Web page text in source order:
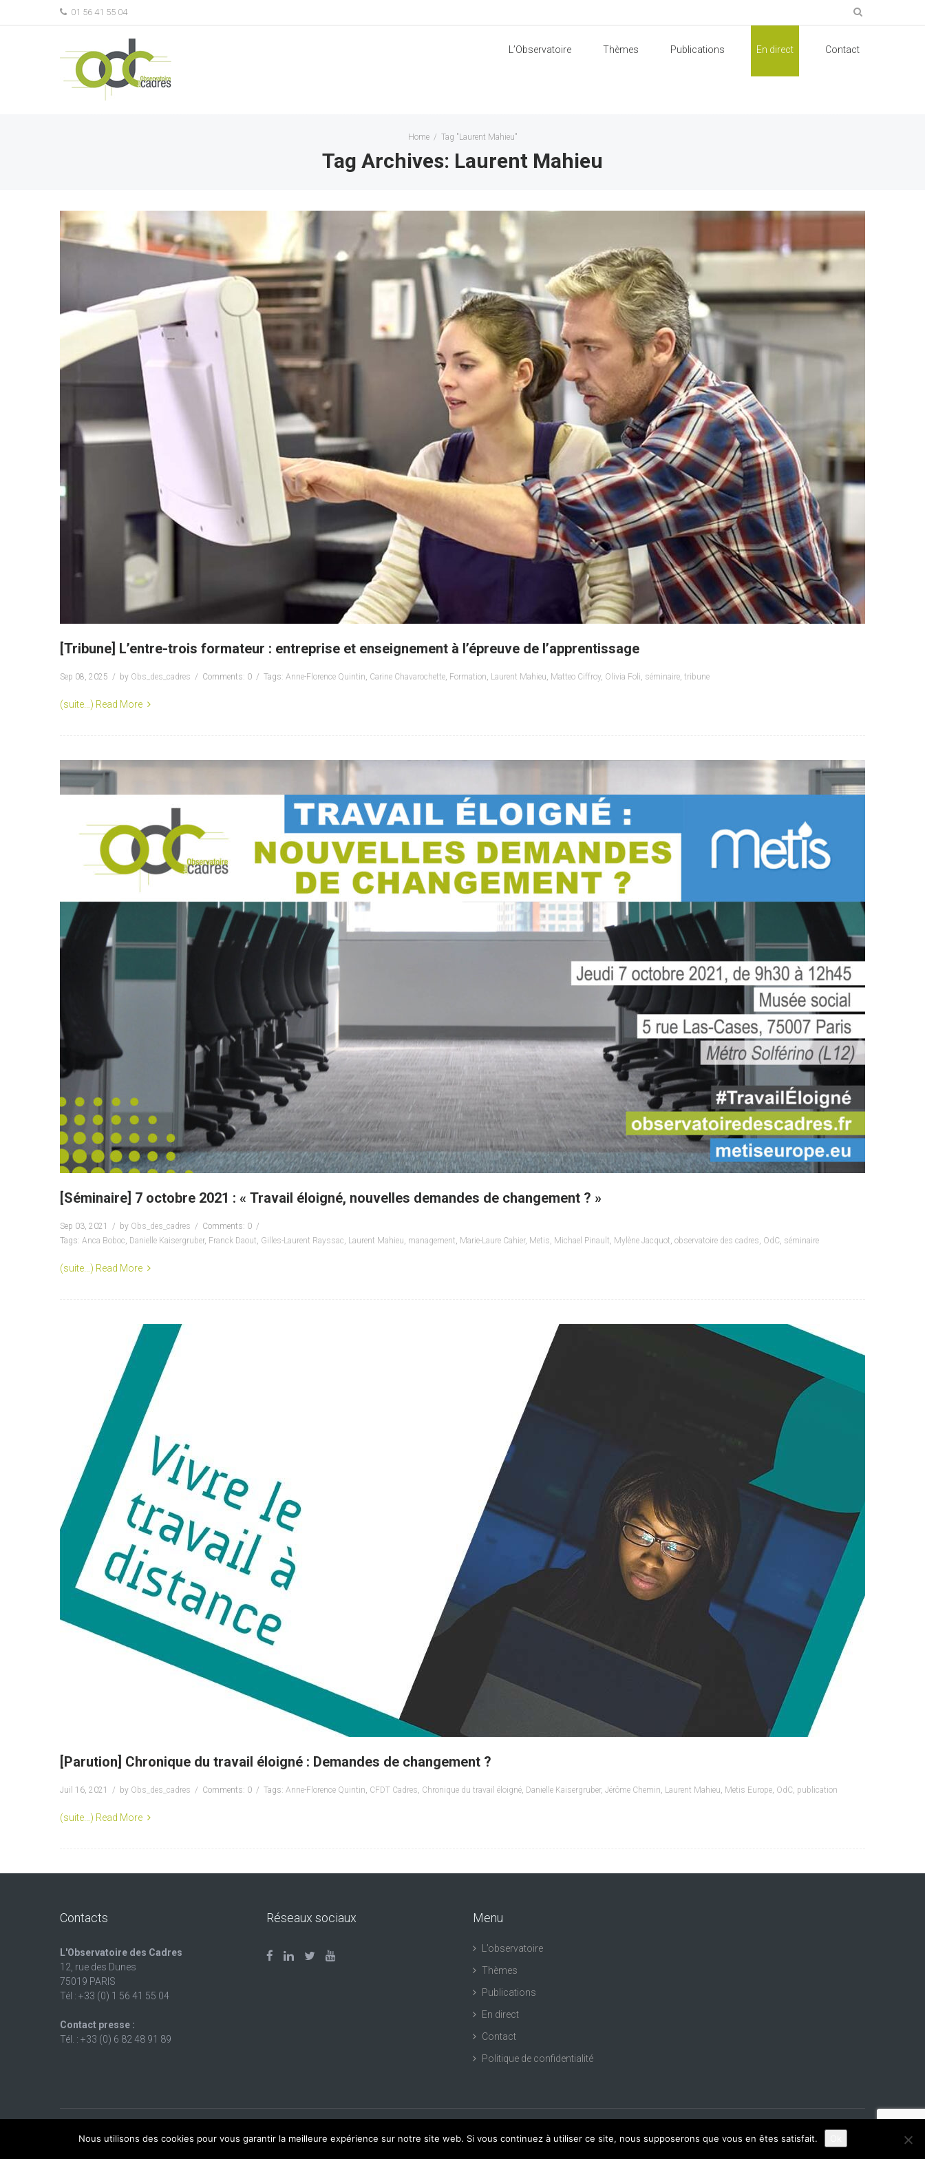
01 56 41 55 04
L’Observatoire Thèmes Publications En direct Contact
Home / Tag "Laurent Mahieu"
Tag Archives: Laurent Mahieu
[Tribune] L’entre-trois formateur : entreprise et enseignement à l’épreuve de l’apprentissage
Sep 08, 2025 by Obs_des_cadres Comments: 0 Tags: Anne-Florence Quintin, Carine Chavarochette, Formation, Laurent Mahieu, Matteo Ciffroy, Olivia Foli, séminaire, tribune
(suite…) Read More
[Séminaire] 7 octobre 2021 : « Travail éloigné, nouvelles demandes de changement ? »
Sep 03, 2021 by Obs_des_cadres
Comments: 0
Tags: Anca Boboc, Danielle Kaisergruber, Franck Daout, Gilles-Laurent Rayssac, Laurent Mahieu, management, Marie-Laure Cahier, Metis, Michael Pinault, Mylène Jacquot, observatoire des cadres, OdC, séminaire
(suite…) Read More
[Parution] Chronique du travail éloigné : Demandes de changement ?
Juil 16, 2021 by Obs_des_cadres Comments: 0 Tags: Anne-Florence Quintin, CFDT Cadres, Chronique du travail éloigné, Danielle Kaisergruber, Jérôme Chemin, Laurent Mahieu, Metis Europe, OdC, publication
(suite…) Read More
Contacts
L'Observatoire des Cadres
12, rue des Dunes
75019 PARIS
Tél : +33 (0) 1 56 41 55 04
Contact presse :
Tél. : +33 (0) 6 82 48 91 89
Réseaux sociaux Menu
L’observatoire
Thèmes
Publications
En direct
Contact
Politique de confidentialité
Création de site Internet : 93bis.com
Nous utilisons des cookies pour vous garantir la meilleure expérience sur notre site web. Si vous continuez à utiliser ce site, nous supposerons que vous en êtes satisfait.